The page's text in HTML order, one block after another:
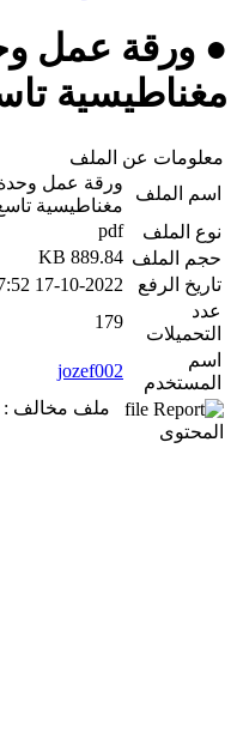
● ورقة عمل
مغناطيسية
معلومات عن الملف
اسم الملف
ورقة عمل
مغناطيسية
نوع الملف
pdf
حجم الملف 889.84 KB
تاريخ الرفع
17-10-2022 07:52 م
عدد
التحميلات
179
اسم
المستخدم
jozef002
ملف مخالف :
المحتوى